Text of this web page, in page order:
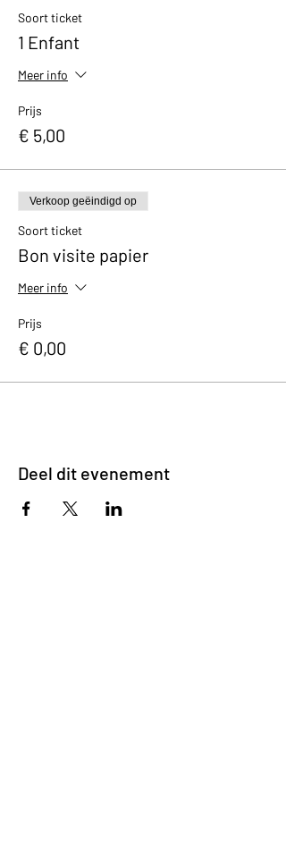
Soort ticket
1 Enfant
Meer info
Prijs
€ 5,00
Verkoop geëindigd op
Soort ticket
Bon visite papier
Meer info
Prijs
€ 0,00
Deel dit evenement